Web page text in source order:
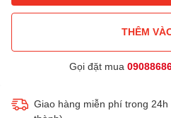
THÊM
Gọi đặt mua
Giao hàng miễn phí trong